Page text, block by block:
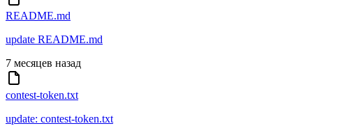
README.md
update README.md
7 месяцев назад
contest-token.txt
update: contest-token.txt